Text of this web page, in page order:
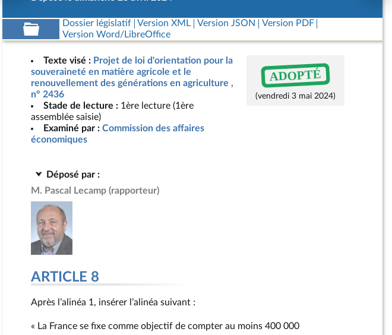
Date de dépôt
26 avril 2024
18 avril 2024
28 avril 2024
2 mai 2024
2 mai 2024
Dossier législatif Version XML Version JSON
Version PDF
Version Word/LibreOffice
Texte visé : Projet de loi d'orientation pour la
souveraineté en matière agricole et le
renouvellement des générations en agriculture ,
n° 2436
Stade de lecture : 1ère lecture (1ère
assemblée saisie)
Examiné par : Commission des affaires
économiques
ADOPTÉ
(vendredi 3 mai 2024)
Déposé par :
M. Pascal Lecamp (rapporteur)
ARTICLE 8
Après l’alinéa 1, insérer l’alinéa suivant :
« La France se fixe comme objectif de compter au moins 400 000